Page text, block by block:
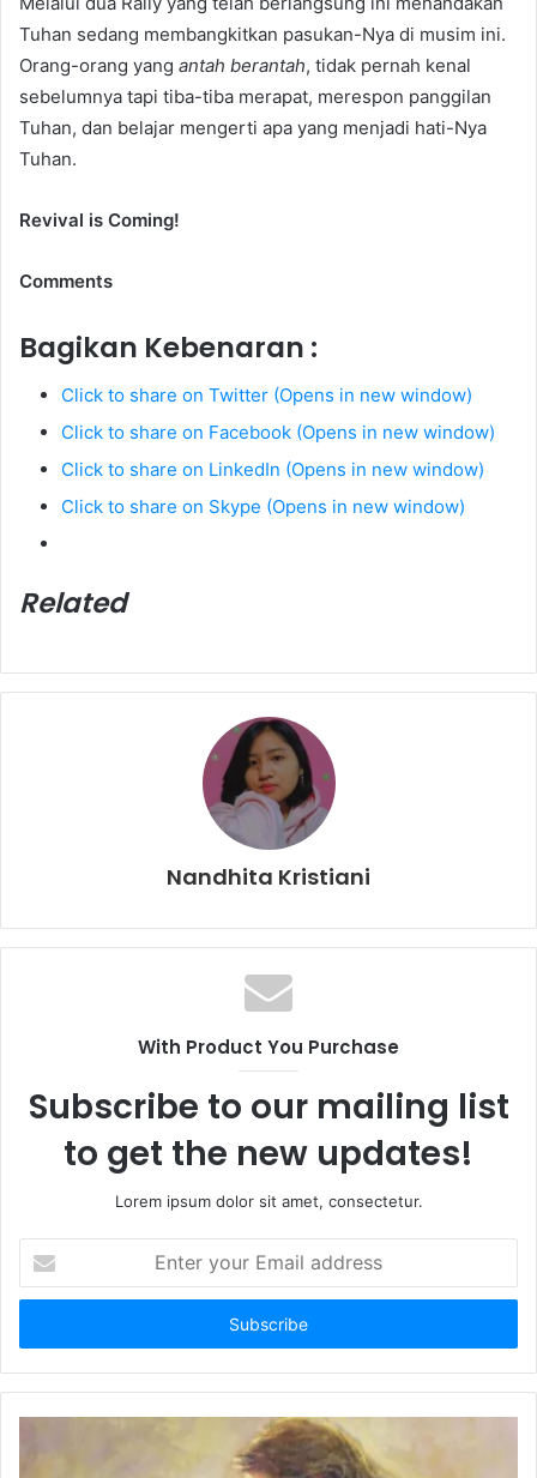
Tuhan sedang membangkitkan pasukan-Nya di musim ini.
Orang-orang yang antah berantah, tidak pernah kenal
sebelumnya tapi tiba-tiba merapat, merespon panggilan
Tuhan, dan belajar mengerti apa yang menjadi hati-Nya
Tuhan.
Revival is Coming!
Comments
Bagikan Kebenaran :
Click to share on Twitter (Opens in new window)
Click to share on Facebook (Opens in new window)
Click to share on LinkedIn (Opens in new window)
Click to share on Skype (Opens in new window)
Related
Nandhita Kristiani
With Product You Purchase
Subscribe to our mailing list
to get the new updates!
Lorem ipsum dolor sit amet, consectetur.
t
r
y